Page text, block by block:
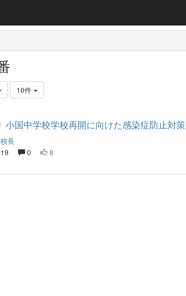
10件
小国中学校学校再開に向けた感染症防止対策
校長
0 8